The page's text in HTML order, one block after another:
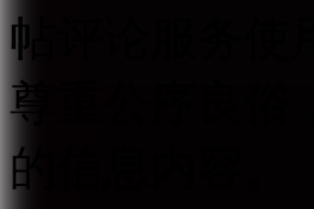
帖评论服务使
尊重公序良俗
的信息内容。